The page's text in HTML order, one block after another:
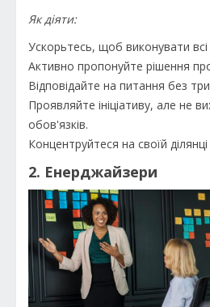
Як діяти:
Ускорьтесь, щоб виконувати
Активно пропонуйте рішення
Відповідайте на питання без
Проявляйте ініціативу, але не
обов'язків.
Концентруйтеся на своїй
2. Енерджайзери